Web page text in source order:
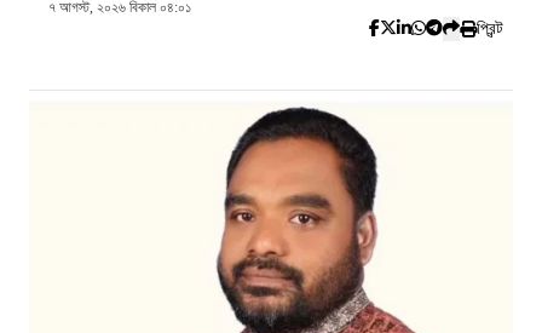
৭ আগস্ট, ২০২৬ বিকাল ০৪:০১
প্রিন্ট